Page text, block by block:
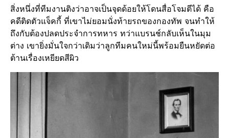
สิ่งหนึ่งที่ทีมงานติงว่าอาจเป็นจุดด้อยให้โดนสื่อโจมตีได้ คือ
คดีติดตัวแจ็คกี้ ที่เขาไม่ยอมนั่งท้ายรถของกองทัพ จนทำให้
ถึงกับต้องปลดประจำการทหาร ทว่าแบรนช์กลับเห็นในมุม
ต่าง เขายิ่งมั่นใจกว่าเดิมว่าลูกทีมคนใหม่นี้พร้อมยืนหยัดต่อ
ต้านเรื่องเหยียดสีผิว